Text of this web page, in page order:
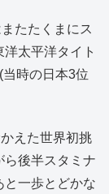
たたくまにス
太平洋タイト
時の日本3位
えた世界初挑
ら後半スタミナ
と一歩とどかな